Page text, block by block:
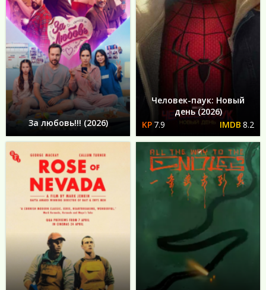
За любовь!!! (2026)
Человек-паук: Новый
день (2026)
7.9
8.2